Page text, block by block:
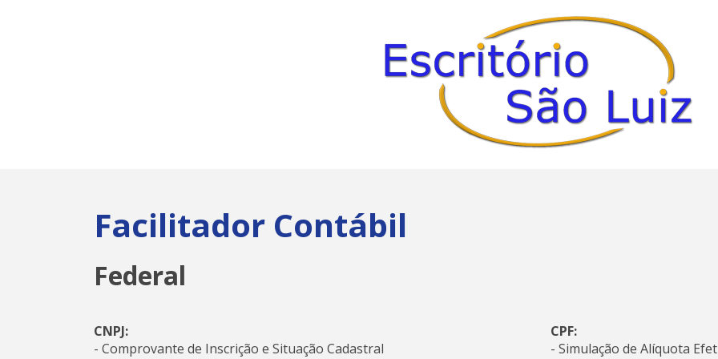
Facilitador Contábil
Federal
CNPJ:
- Comprovante de Inscrição e Situação Cadastral
CPF:
- Simulação de Alíquota